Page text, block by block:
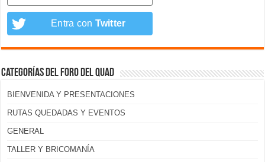
Entra con Twitter
Categorías del foro del Quad
BIENVENIDA Y PRESENTACIONES
RUTAS QUEDADAS Y EVENTOS
GENERAL
TALLER Y BRICOMANÍA